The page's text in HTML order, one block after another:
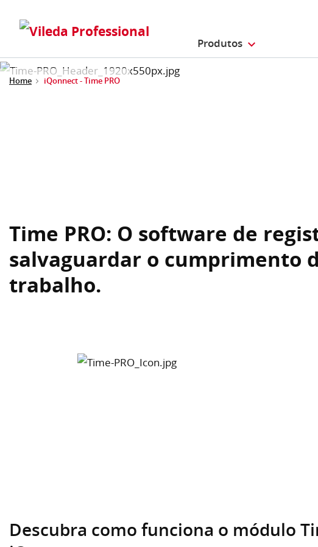
Produtos
Home iQonnect - Time PRO
Time PRO: O software de
salvaguardar o cumprimento
trabalho.
Descubra como funciona o módulo